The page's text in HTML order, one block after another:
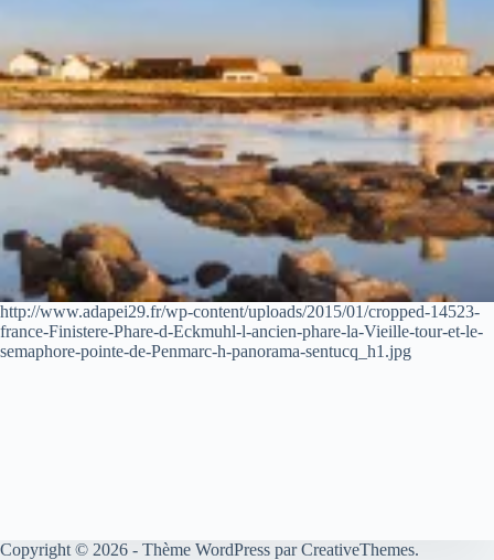
http://www.adapei29.fr/wp-content/uploads/2015/01/cropped-14523-
france-Finistere-Phare-d-Eckmuhl-l-ancien-phare-la-Vieille-tour-et-le-
semaphore-pointe-de-Penmarc-h-panorama-sentucq_h1.jpg
Copyright © 2026 - Thème WordPress parCreativeThemes.